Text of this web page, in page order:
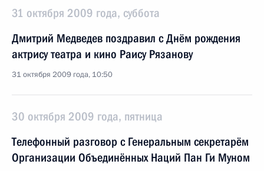
31 октября 2009 года, суббота
Дмитрий Медведев поздравил с Днём рождения
актрису театра и кино Раису Рязанову
31 октября 2009 года, 10:50
30 октября 2009 года, пятница
Телефонный разговор с Генеральным секретарём
Организации Объединённых Наций Пан Ги Муном